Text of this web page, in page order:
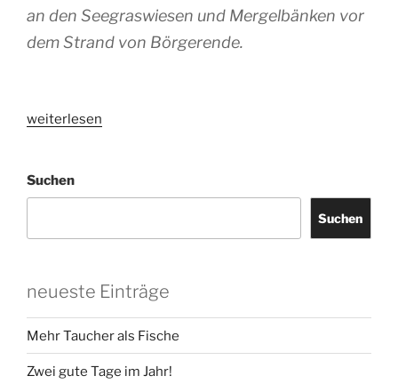
an den Seegraswiesen und Mergelbänken vor
dem Strand von Börgerende.
„Sicht
vor
Börgerende“
weiterlesen
Suchen
Suchen
neueste Einträge
Mehr Taucher als Fische
Zwei gute Tage im Jahr!